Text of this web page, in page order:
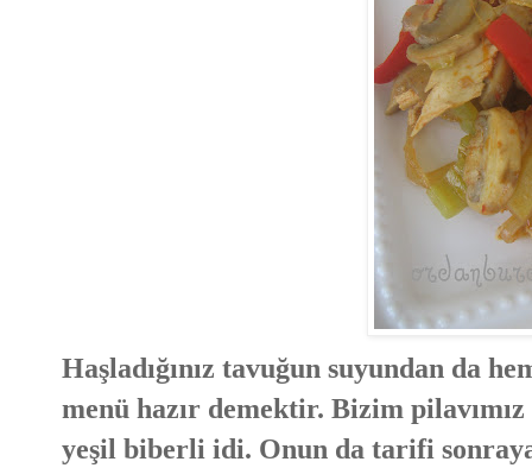
Haşladığınız tavuğun suyundan da
menü hazır demektir. Bizim
yeşil biberli idi. Onun da tarifi